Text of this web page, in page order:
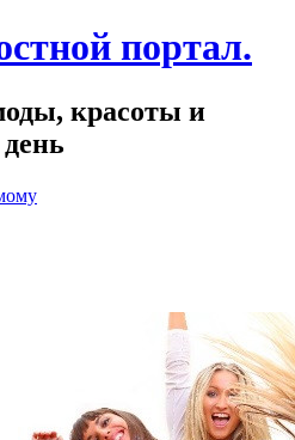
портал.
красоты и